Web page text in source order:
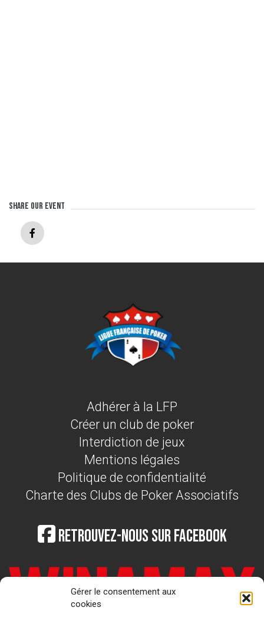
Gérer le consentement aux
cookies
Share our event
Adhérer à la LFP
Créer un club de poker
Interdiction de jeux
Mentions légales
Politique de confidentialité
Charte des Clubs de Poker Associatifs
Retrouvez-nous sur Facebook